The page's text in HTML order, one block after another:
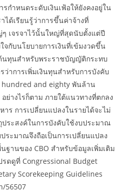
กำหนดระดับเงินเฟ้อให้ยังคงอยู่ใน
ได้เรียนรู้ว่าการขึ้นค่าจ้างที่
เจรจาไว้นั้นใหญ่ที่สุดนับตั้งแต่ปี
จกับนโยบายการเงินที่เข้มงวดขึ้น
นทุนสำหรับพระราชบัญญัติกระทบ
ว่าการเพิ่มเงินทุนสำหรับการบังคับ
hundred and eighty พันล้าน
ย่างไรก็ตาม ภายใต้แนวทางที่ตกลง
ร การเปลี่ยนแปลงในรายได้จะไม่
ประสงค์ในการบังคับใช้งบประมาณ
ระมาณจึงถือเป็นการเปลี่ยนแปลง
ฐานของ CBO สำหรับข้อมูลเพิ่มเติม
ดดูที่ Congressional Budget
Scorekeeping Guidelines
56507